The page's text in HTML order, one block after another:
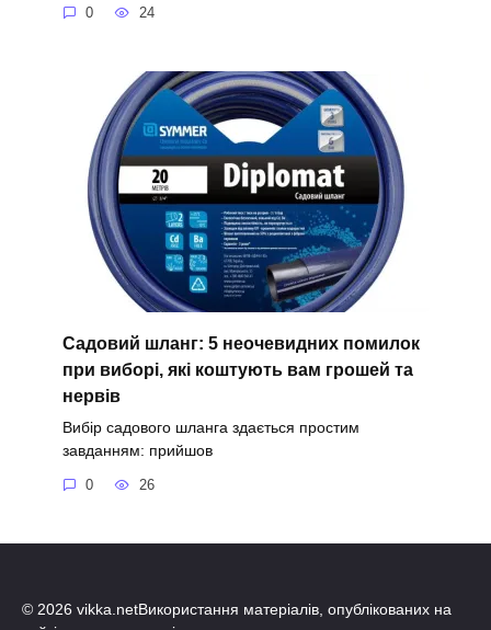
0 24
Садовий шланг: 5 неочевидних помилок
при виборі, які коштують вам грошей та
нервів
Вибір садового шланга здається простим
завданням: прийшов
0 26
© 2026 vikka.netВикористання матеріалів, опублікованих на